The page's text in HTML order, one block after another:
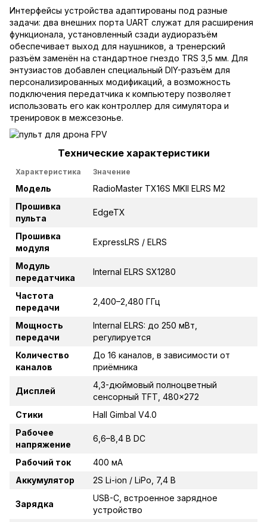
Интерфейсы устройства адаптированы под разные
задачи: два внешних порта UART служат для расширения
функционала, установленный сзади аудиоразъём
обеспечивает выход для наушников, а тренерский
разъём заменён на стандартное гнездо TRS 3,5 мм. Для
энтузиастов добавлен специальный DIY-разъём для
персонализированных модификаций, а возможность
подключения передатчика к компьютеру позволяет
использовать его как контроллер для симулятора и
тренировок в межсезонье.
Технические характеристики
Характеристика Значение
Модель
RadioMaster TX16S MKII ELRS М2
Прошивка
пульта
EdgeTX
Прошивка
модуля
ExpressLRS / ELRS
Модуль
передатчика
Internal ELRS SX1280
Частота
передачи
2,400–2,480 ГГц
Мощность
передачи
Internal ELRS: до 250 мВт,
регулируется
Количество
каналов
До 16 каналов, в зависимости от
приёмника
Дисплей
4,3-дюймовый полноцветный
сенсорный TFT, 480x272
Стики
Hall Gimbal V4.0
Рабочее
напряжение
6,6–8,4 В DC
Рабочий ток
400 мА
Аккумулятор
2S Li-ion / LiPo, 7,4 В
Зарядка
USB-C, встроенное зарядное
устройство